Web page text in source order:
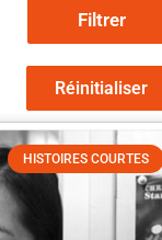
Filtrer
Réinitialiser
HISTOIRES COURTES